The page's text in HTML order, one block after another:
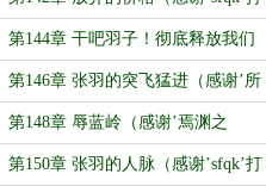
赏盟主）
第144章 干吧羽子！彻底释放我们
的仙道潜力吧！
第146章 张羽的突飞猛进（感谢’所
发生的给’打赏盟主）
第148章 辱蓝岭（感谢’焉渊之
殇’打赏盟主）
第150章 张羽的人脉（感谢’sfqk’打